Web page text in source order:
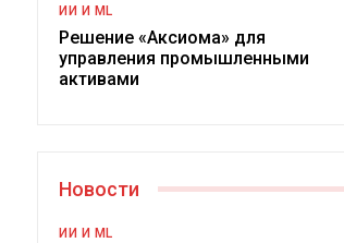
ИИ И ML
Решение «Аксиома» для
управления промышленными
активами
Новости
ИИ И ML